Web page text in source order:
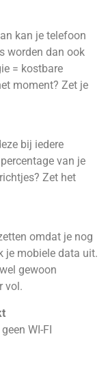
kan je telefoon
worden dan ook
= kostbare
moment? Zet je
bij iedere
van je
Zet het
omdat je nog
je mobiele data uit.
gewoon
vol.
WI-FI